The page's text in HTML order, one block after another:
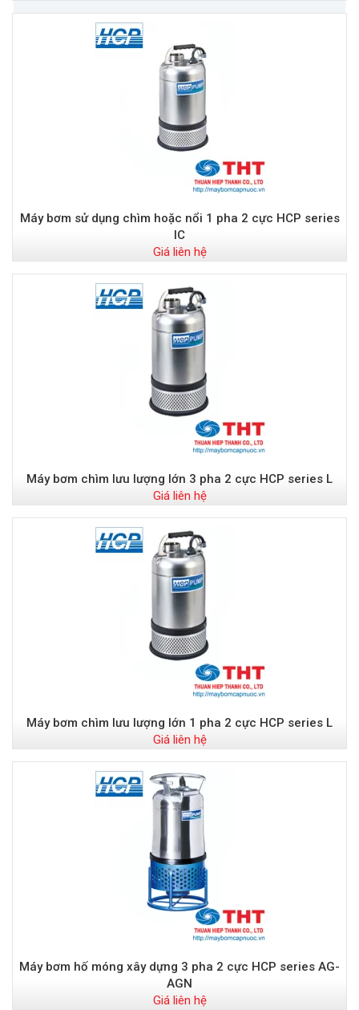
Máy bơm sử dụng chìm hoặc nổi 1 pha 2 cực HCP series
IC
Giá liên hệ
Máy bơm chìm lưu lượng lớn 3 pha 2 cực HCP series L
Giá liên hệ
Máy bơm chìm lưu lượng lớn 1 pha 2 cực HCP series L
Giá liên hệ
Máy bơm hố móng xây dựng 3 pha 2 cực HCP series AG-
AGN
Giá liên hệ